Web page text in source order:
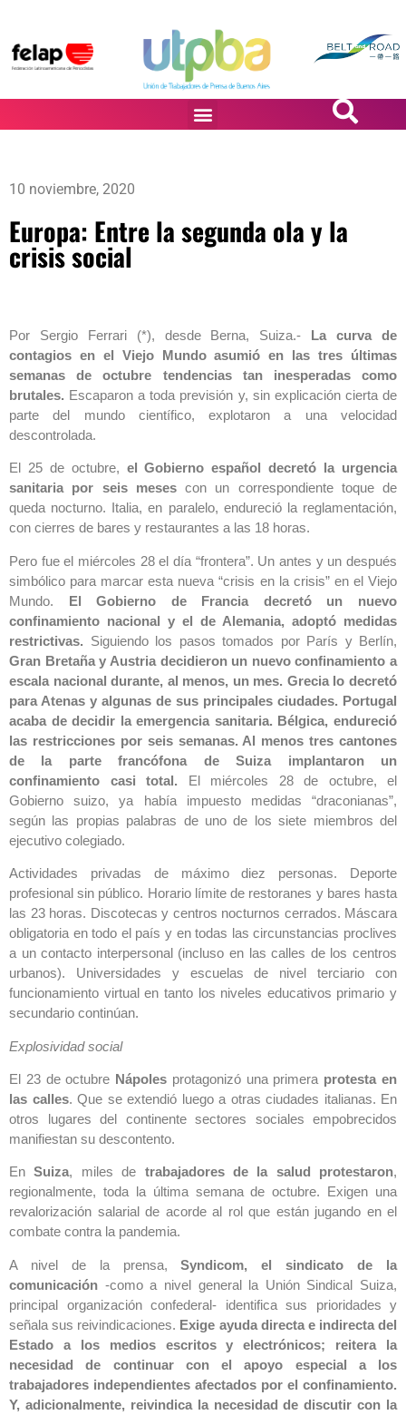
10 noviembre, 2020
Europa: Entre la segunda ola y la
crisis social
Por Sergio Ferrari (*), desde Berna, Suiza.- La curva de
contagios en el Viejo Mundo asumió en las tres últimas
semanas de octubre tendencias tan inesperadas como
brutales. Escaparon a toda previsión y, sin explicación cierta de
parte del mundo científico, explotaron a una velocidad
descontrolada.
El 25 de octubre, el Gobierno español decretó la urgencia
sanitaria por seis mesescon un correspondiente toque de
queda nocturno. Italia, en paralelo, endureció la reglamentación,
con cierres de bares y restaurantes a las 18 horas.
Pero fue el miércoles 28 el día “frontera”. Un antes y un después
simbólico para marcar esta nueva “crisis en la crisis” en el Viejo
Mundo. El Gobierno de Francia decretó un nuevo
confinamiento nacional y el de Alemania, adoptó medidas
restrictivas. Siguiendo los pasos tomados por París y Berlín,
Gran Bretaña y Austria decidieron un nuevo confinamiento a
escala nacional durante, al menos, un mes. Grecia lo decretó
para Atenas y algunas de sus principales ciudades. Portugal
acaba de decidir la emergencia sanitaria. Bélgica, endureció
las restricciones por seis semanas. Al menos tres cantones
de la parte francófona de Suiza implantaron un
confinamiento casi total. El miércoles 28 de octubre, el
Gobierno suizo, ya había impuesto medidas “draconianas”,
según las propias palabras de uno de los siete miembros del
ejecutivo colegiado.
Actividades privadas de máximo diez personas. Deporte
profesional sin público. Horario límite de restoranes y bares hasta
las 23 horas. Discotecas y centros nocturnos cerrados. Máscara
obligatoria en todo el país y en todas las circunstancias proclives
a un contacto interpersonal (incluso en las calles de los centros
urbanos). Universidades y escuelas de nivel terciario con
funcionamiento virtual en tanto los niveles educativos primario y
secundario continúan.
Explosividad social
El 23 de octubre Nápoles protagonizó una primera protesta en
las calles. Que se extendió luego a otras ciudades italianas. En
otros lugares del continente sectores sociales empobrecidos
manifiestan su descontento.
EnSuiza, miles de trabajadores de la salud protestaron,
regionalmente, toda la última semana de octubre. Exigen una
revalorización salarial de acorde al rol que están jugando en el
combate contra la pandemia.
A nivel de la prensa,Syndicom, el sindicato de la
comunicación -como a nivel general la Unión Sindical Suiza,
principal organización confederal- identifica sus prioridades y
señala sus reivindicaciones. Exige ayuda directa e indirecta del
Estado a los medios escritos y electrónicos; reitera la
necesidad de continuar con el apoyo especial a los
trabajadores independientes afectados por el confinamiento.
Y, adicionalmente, reivindica la necesidad de discutir con la